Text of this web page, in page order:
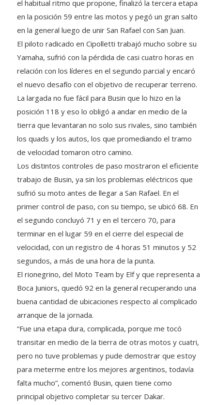
el habitual ritmo que propone, finalizó la tercera etapa
en la posición 59 entre las motos y pegó un gran salto
en la general luego de unir San Rafael con San Juan.
El piloto radicado en Cipolletti trabajó mucho sobre su
Yamaha, sufrió con la pérdida de casi cuatro horas en
relación con los líderes en el segundo parcial y encaró
el nuevo desafío con el objetivo de recuperar terreno.
La largada no fue fácil para Busin que lo hizo en la
posición 118 y eso lo obligó a andar en medio de la
tierra que levantaran no solo sus rivales, sino también
los quads y los autos, los que promediando el tramo
de velocidad tomaron otro camino.
Los distintos controles de paso mostraron el eficiente
trabajo de Busin, ya sin los problemas eléctricos que
sufrió su moto antes de llegar a San Rafael. En el
primer control de paso, con su tiempo, se ubicó 68. En
el segundo concluyó 71 y en el tercero 70, para
terminar en el lugar 59 en el cierre del especial de
velocidad, con un registro de 4 horas 51 minutos y 52
segundos, a más de una hora de la punta.
El rionegrino, del Moto Team by Elf y que representa a
Boca Juniors, quedó 92 en la general recuperando una
buena cantidad de ubicaciones respecto al complicado
arranque de la jornada.
“Fue una etapa dura, complicada, porque me tocó
transitar en medio de la tierra de otras motos y cuatri,
pero no tuve problemas y pude demostrar que estoy
para meterme entre los mejores argentinos, todavía
falta mucho”, comentó Busin, quien tiene como
principal objetivo completar su tercer Dakar.